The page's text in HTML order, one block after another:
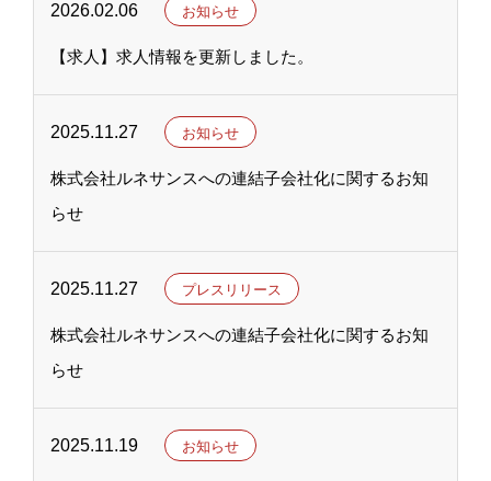
2026.02.06 お知らせ
【求人】求人情報を更新しました。
2025.11.27 お知らせ
株式会社ルネサンスへの連結子会社化に関するお知
らせ
2025.11.27 プレスリリース
株式会社ルネサンスへの連結子会社化に関するお知
らせ
2025.11.19 お知らせ